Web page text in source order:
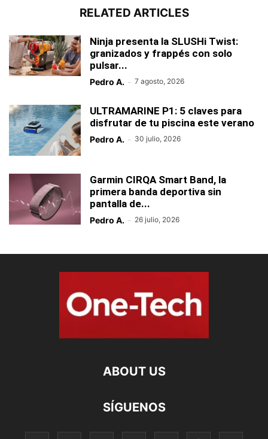
RELATED ARTICLES
Ninja presenta la SLUSHi Twist:
granizados y frappés con solo
pulsar...
Pedro A. - 7 agosto, 2026
ULTRAMARINE P1: 5 claves para
disfrutar de tu piscina este verano
Pedro A. - 30 julio, 2026
Garmin CIRQA Smart Band, la
primera banda deportiva sin
pantalla de...
Pedro A. - 26 julio, 2026
ABOUT US
SÍGUENOS